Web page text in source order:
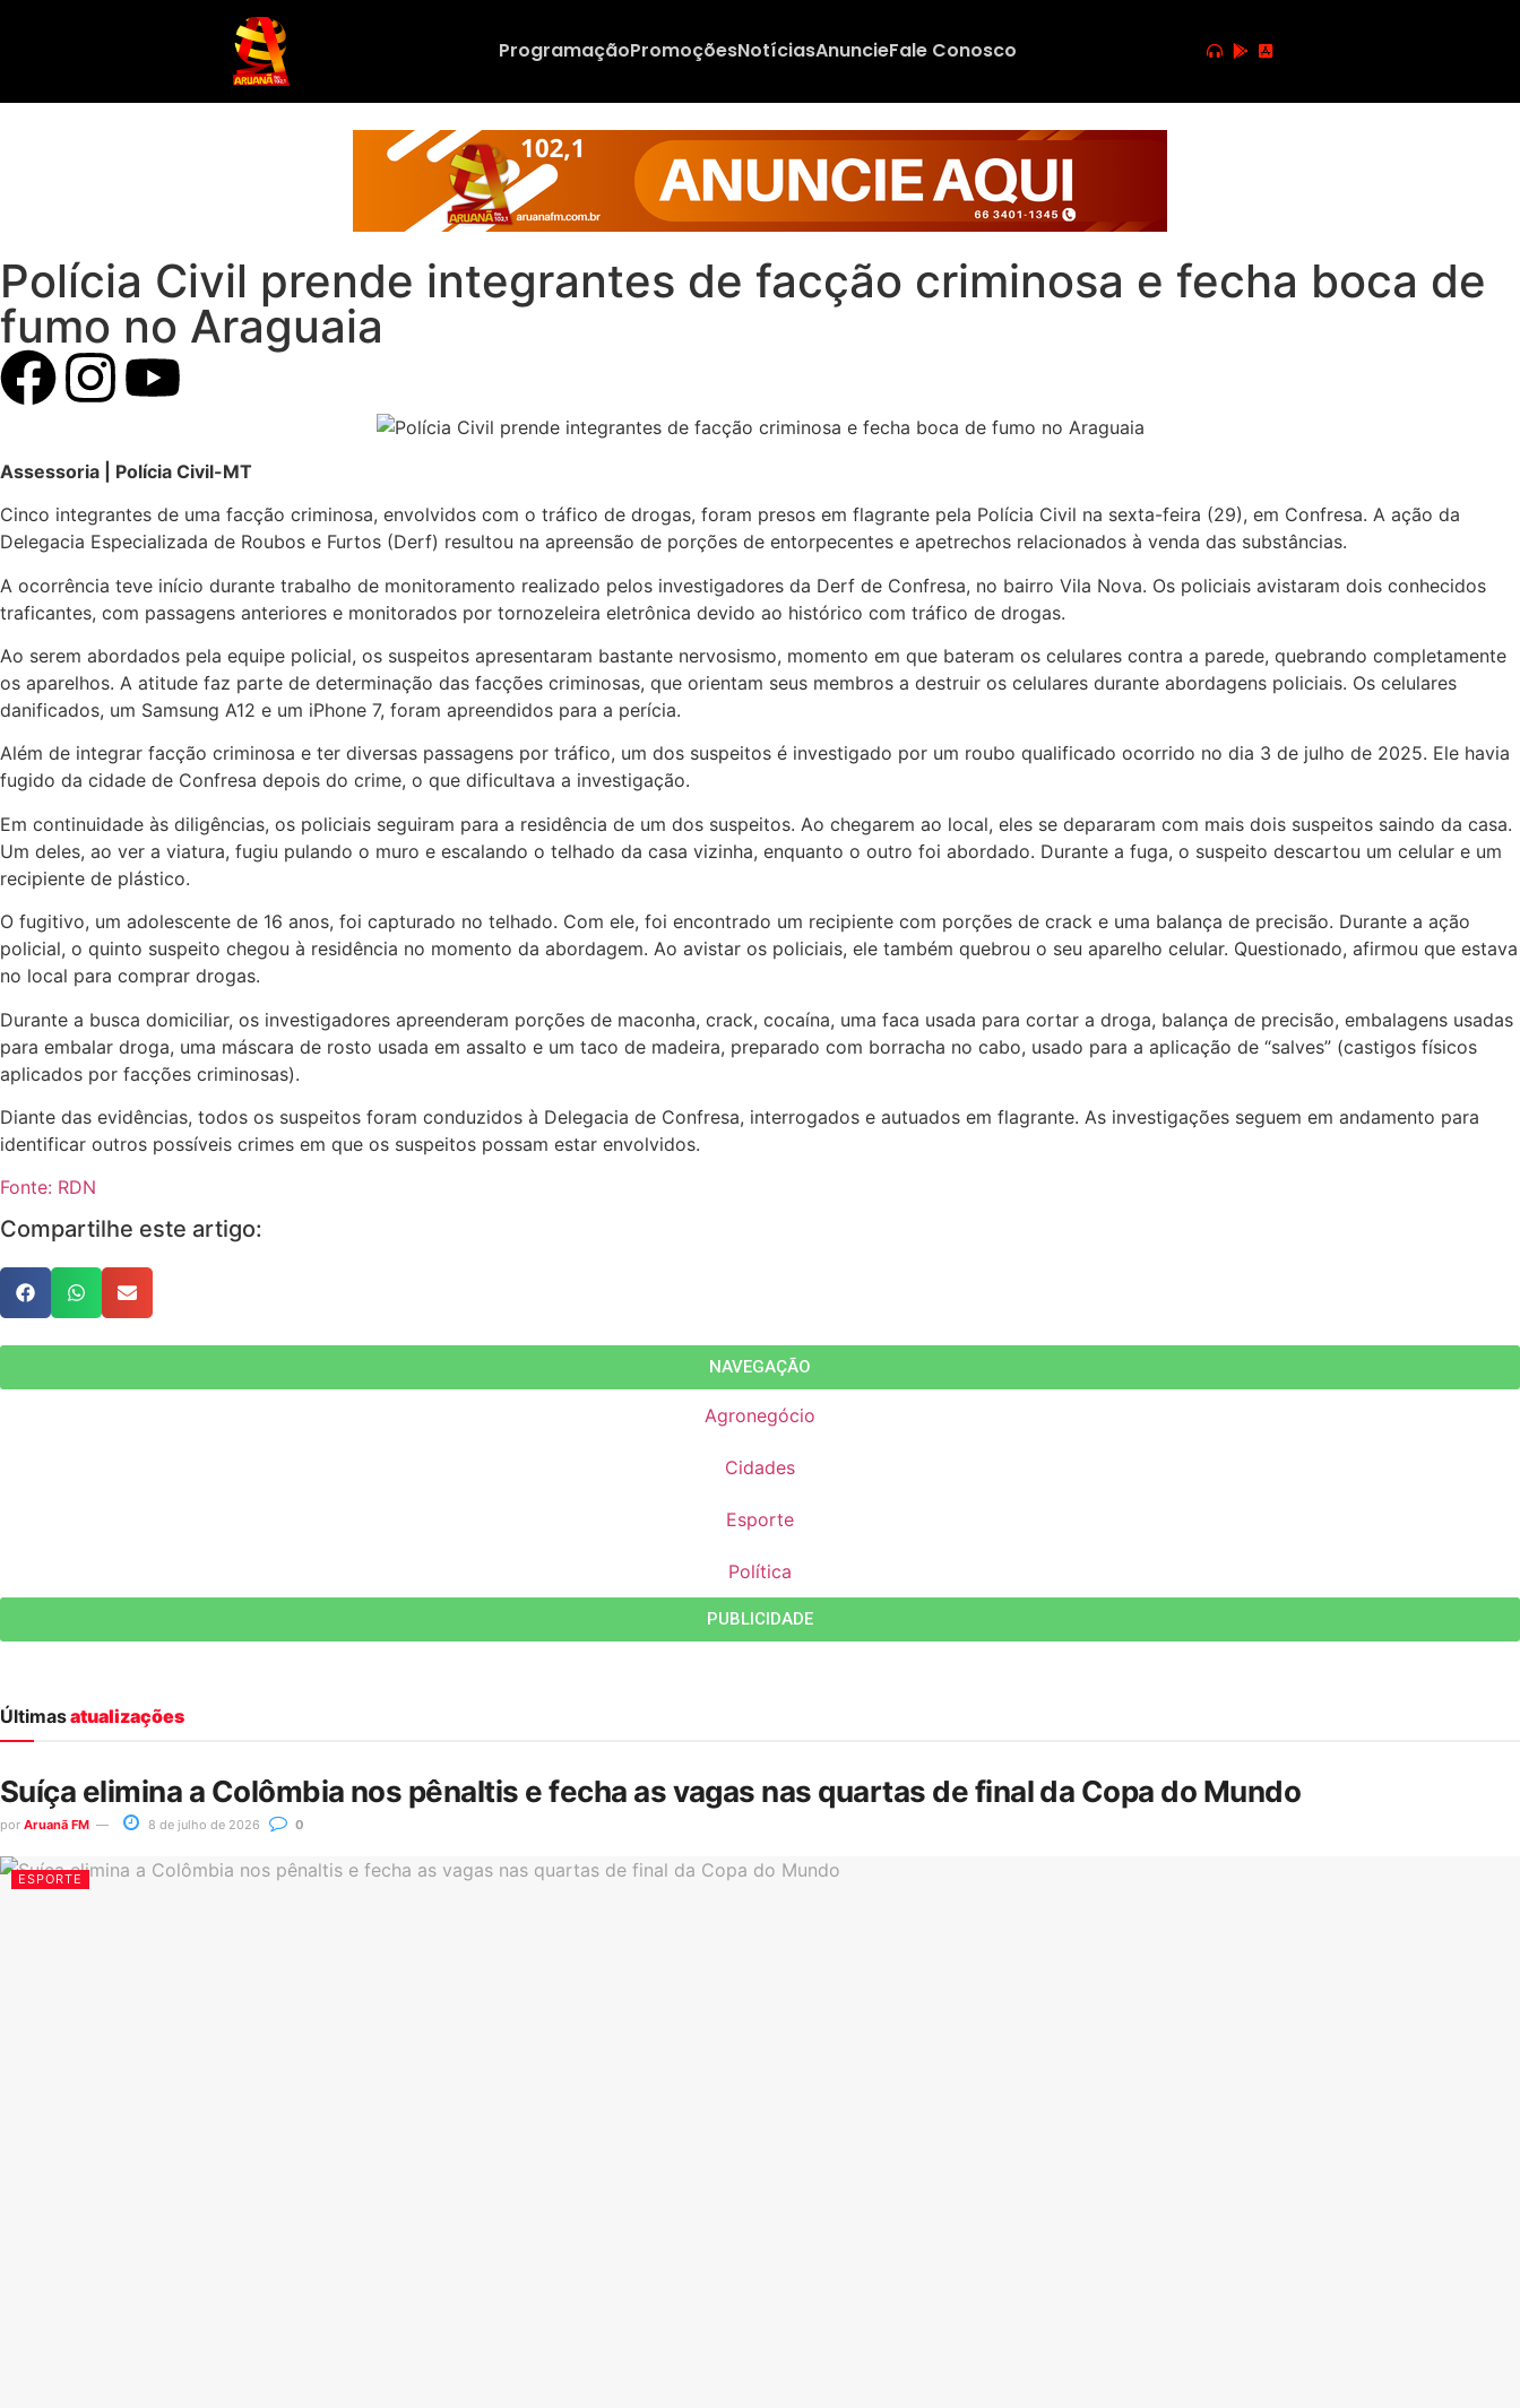
ProgramaçãoPromoçõesNotíciasAnuncieFale Conosco
Polícia Civil prende integrantes de facção criminosa e fecha boca de
fumo no Araguaia
Assessoria | Polícia Civil-MT
Cinco integrantes de uma facção criminosa, envolvidos com o tráfico de drogas, foram presos em flagrante pela Polícia Civil na sexta-feira (29), em Confresa. A ação da
Delegacia Especializada de Roubos e Furtos (Derf) resultou na apreensão de porções de entorpecentes e apetrechos relacionados à venda das substâncias.
A ocorrência teve início durante trabalho de monitoramento realizado pelos investigadores da Derf de Confresa, no bairro Vila Nova. Os policiais avistaram dois conhecidos
traficantes, com passagens anteriores e monitorados por tornozeleira eletrônica devido ao histórico com tráfico de drogas.
Ao serem abordados pela equipe policial, os suspeitos apresentaram bastante nervosismo, momento em que bateram os celulares contra a parede, quebrando completamente
os aparelhos. A atitude faz parte de determinação das facções criminosas, que orientam seus membros a destruir os celulares durante abordagens policiais. Os celulares
danificados, um Samsung A12 e um iPhone 7, foram apreendidos para a perícia.
Além de integrar facção criminosa e ter diversas passagens por tráfico, um dos suspeitos é investigado por um roubo qualificado ocorrido no dia 3 de julho de 2025. Ele havia
fugido da cidade de Confresa depois do crime, o que dificultava a investigação.
Em continuidade às diligências, os policiais seguiram para a residência de um dos suspeitos. Ao chegarem ao local, eles se depararam com mais dois suspeitos saindo da casa.
Um deles, ao ver a viatura, fugiu pulando o muro e escalando o telhado da casa vizinha, enquanto o outro foi abordado. Durante a fuga, o suspeito descartou um celular e um
recipiente de plástico.
O fugitivo, um adolescente de 16 anos, foi capturado no telhado. Com ele, foi encontrado um recipiente com porções de crack e uma balança de precisão. Durante a ação
policial, o quinto suspeito chegou à residência no momento da abordagem. Ao avistar os policiais, ele também quebrou o seu aparelho celular. Questionado, afirmou que estava
no local para comprar drogas.
Durante a busca domiciliar, os investigadores apreenderam porções de maconha, crack, cocaína, uma faca usada para cortar a droga, balança de precisão, embalagens usadas
para embalar droga, uma máscara de rosto usada em assalto e um taco de madeira, preparado com borracha no cabo, usado para a aplicação de “salves” (castigos físicos
aplicados por facções criminosas).
Diante das evidências, todos os suspeitos foram conduzidos à Delegacia de Confresa, interrogados e autuados em flagrante. As investigações seguem em andamento para
identificar outros possíveis crimes em que os suspeitos possam estar envolvidos.
Fonte: RDN
Compartilhe este artigo:
NAVEGAÇÃO
Agronegócio
Cidades
Esporte
Política
PUBLICIDADE
Últimasatualizações
Suíça elimina a Colômbia nos pênaltis e fecha as vagas nas quartas de final da Copa do Mundo
por Aruanã FM 8 de julho de 2026 0
ESPORTE